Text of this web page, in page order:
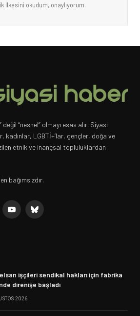
İlkesini okudum, onaylıyorum.
“nesnel” olmayı esas alır. Siyasi
kadınlar, LGBTİ+’lar, gençler, doğa ve
etnik ve inançsal topluluklardan
bağımsızdır.
YouTubeBluesky
işçileri sendikal hakları için fabrika
direnişe başladı
2026